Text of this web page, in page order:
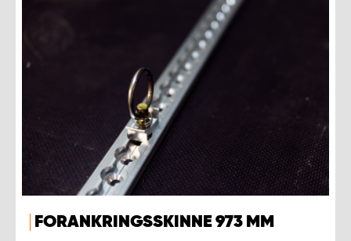
FORANKRINGSSKINNE 973 MM